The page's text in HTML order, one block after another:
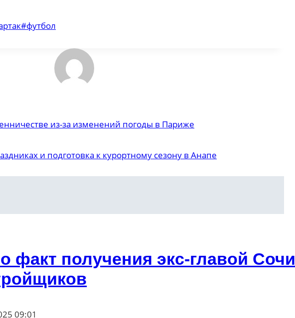
#футбол
из-за изменений погоды в Париже
и подготовка к курортному сезону в Анапе
факт получения экс-главой Сочи
09:01